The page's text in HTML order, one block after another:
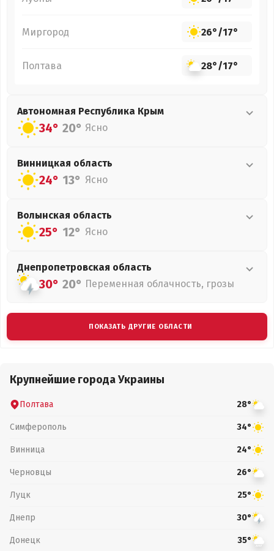
Миргород 26°/17°
Полтава 28°/17°
Автономная Республика Крым
34° 20° Ясно
Винницкая область
24° 13° Ясно
Волынская область
25° 12° Ясно
Днепропетровская область
30° 20° Переменная облачность, грозы
ПОКАЗАТЬ ДРУГИЕ ОБЛАСТИ
Крупнейшие города Украины
Полтава 28°
Симферополь 34°
Винница 24°
Черновцы 26°
Луцк 25°
Днепр 30°
Донецк 35°